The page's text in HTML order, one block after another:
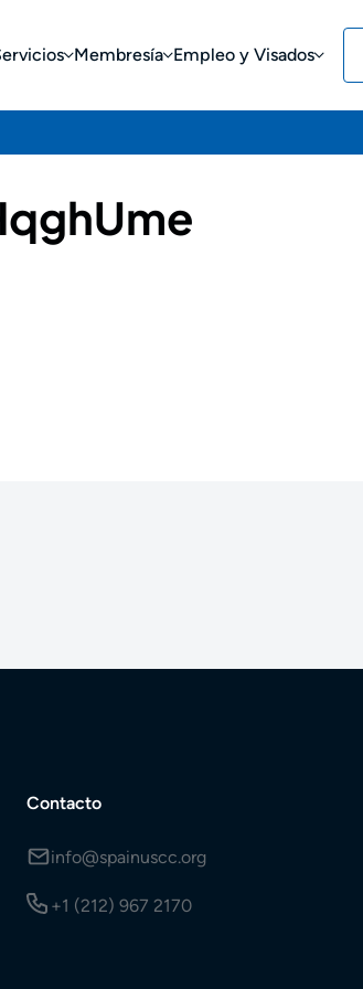
Membresía Empleo y Visados
Contacto
info@spainuscc.org
+1 (212) 967 2170